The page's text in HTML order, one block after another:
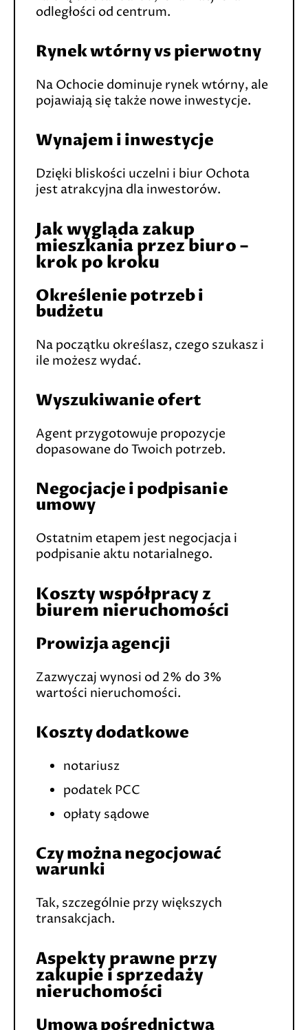
odległości od centrum.
Rynek wtórny vs pierwotny
Na Ochocie dominuje rynek wtórny, ale
pojawiają się także nowe inwestycje.
Wynajem i inwestycje
Dzięki bliskości uczelni i biur Ochota
jest atrakcyjna dla inwestorów.
Jak wygląda zakup
mieszkania przez biuro –
krok po kroku
Określenie potrzeb i
budżetu
Na początku określasz, czego szukasz i
ile możesz wydać.
Wyszukiwanie ofert
Agent przygotowuje propozycje
dopasowane do Twoich potrzeb.
Negocjacje i podpisanie
umowy
Ostatnim etapem jest negocjacja i
podpisanie aktu notarialnego.
Koszty współpracy z
biurem nieruchomości
Prowizja agencji
Zazwyczaj wynosi od 2% do 3%
wartości nieruchomości.
Koszty dodatkowe
notariusz
podatek PCC
opłaty sądowe
Czy można negocjować
warunki
Tak, szczególnie przy większych
transakcjach.
Aspekty prawne przy
zakupie i sprzedaży
nieruchomości